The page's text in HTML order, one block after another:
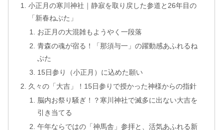
小正月の寒川神社｜静寂を取り戻した参道と26年目の
「新春ねぶた」
お正月の大混雑もようやく一段落
青森の魂が宿る！「那須与一」の躍動感あふれるね
ぶた
15日参り（小正月）に込めた願い
久々の「大吉」！15日参りで授かった神様からの指針
脳内お祭り騒ぎ！？寒川神社で滅多に出ない大吉を
引き当てる
午年ならではの「神馬舎」参拝と、活気あふれる新